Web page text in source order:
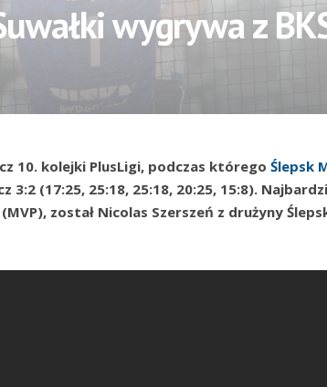
wygrywa z
10. kolejki PlusLigi, podczas którego Ślepsk
3:2 (17:25, 25:18, 25:18, 20:25, 15:8).
został Nicolas Szerszeń z drużyny